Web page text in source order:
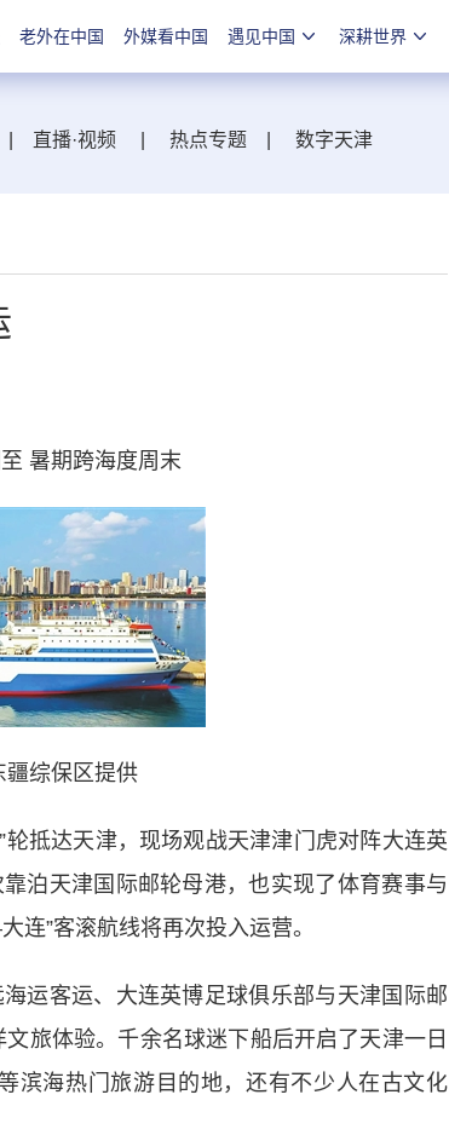
老外在中国 外媒看中国 遇见中国 深耕世界
直播·视频 热点专题 数字天津
暑期跨海度周末
疆综保区提供
抵达天津，现场观战天津津门虎对阵大连英
泊天津国际邮轮母港，也实现了体育赛事与
连”客滚航线将再次投入运营。
运客运、大连英博足球俱乐部与天津国际邮
旅体验。千余名球迷下船后开启了天津一日
滨海热门旅游目的地，还有不少人在古文化